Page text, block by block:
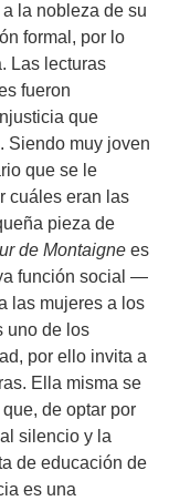
la nobleza de su
formal, por lo
Las lecturas
fueron
que
Siendo muy joven
que se le
cuáles eran las
pieza de
de Montaigne es
función social —
las mujeres a los
uno de los
por ello invita a
Ella misma se
de optar por
silencio y la
de educación de
es una